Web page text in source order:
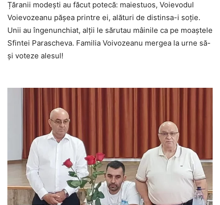
Țăranii modești au făcut potecă: maiestuos, Voievodul
Voievozeanu pășea printre ei, alături de distinsa-i soție.
Unii au îngenunchiat, alții le sărutau mâinile ca pe moaștele
Sfintei Parascheva. Familia Voivozeanu mergea la urne să-
și voteze alesul!